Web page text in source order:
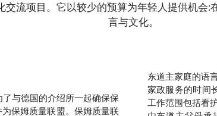
流项目。它以较少的预算为年轻人提供机会
言与文化。
与德国的介绍所一起确保保
保姆质量联盟。保姆质量联
东道主家庭的语
家政服务的时间
工作范围包括看